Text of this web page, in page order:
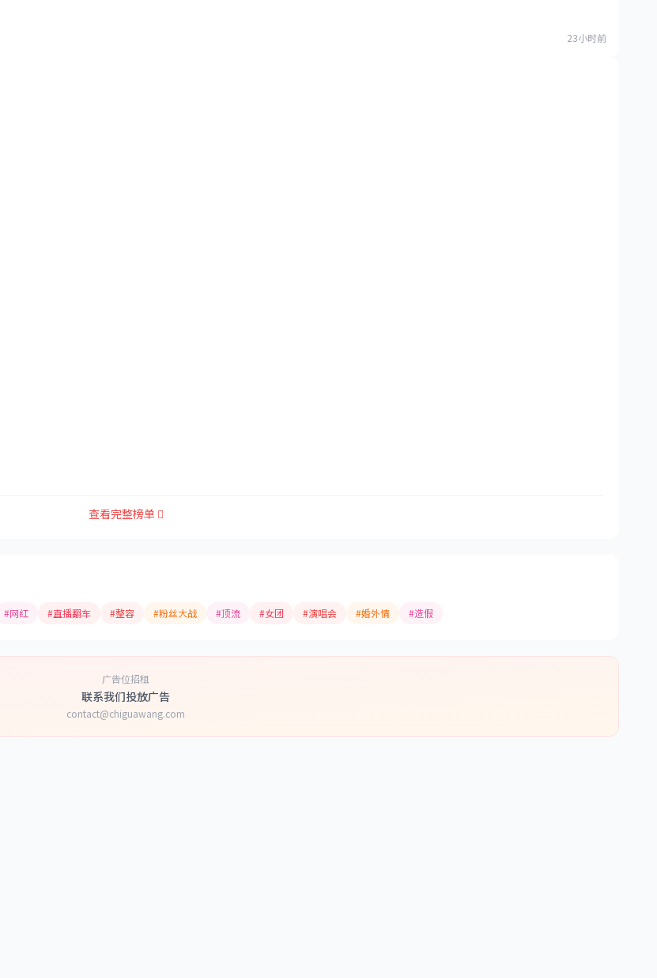
23小时前
查看完整榜单
#网红 #直播翻车 #整容 #粉丝大战 #顶流 #女团 #演唱会 #婚外情 #造假
广告位招租
联系我们投放广告
contact@chiguawang.com